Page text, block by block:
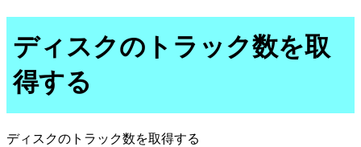
ディスクのトラック数を取
得する
ディスクのトラック数を取得する